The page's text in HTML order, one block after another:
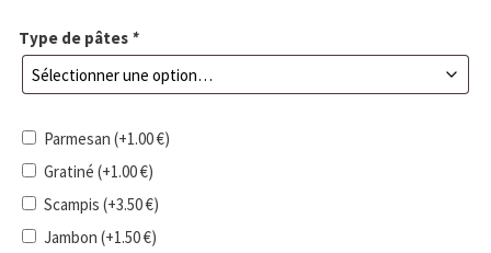
Type de pâtes *
Parmesan (+1.00€)
Gratiné (+1.00€)
Scampis (+3.50€)
Jambon (+1.50€)